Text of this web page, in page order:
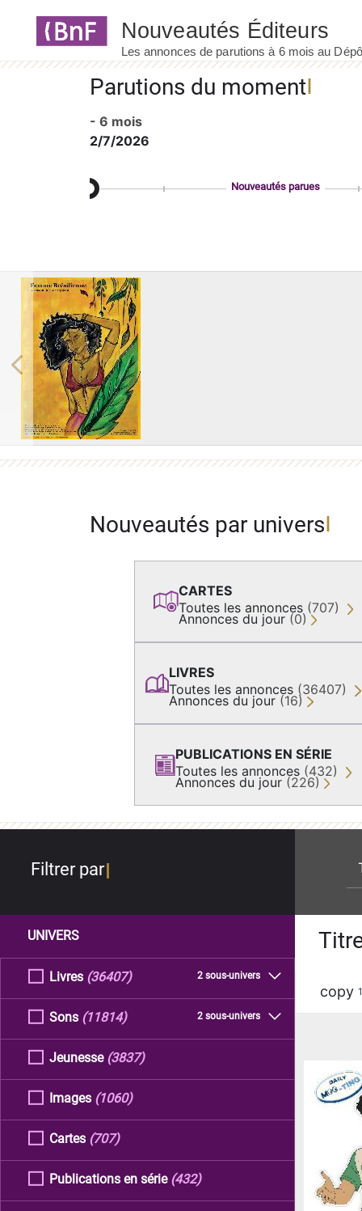
Parutions du moment
- 6 mois
2/7/2026
Nouveautés parues
Previous
Nouveautés par univers
CARTES
Toutes les annonces (707)
Annonces du jour (0)
LIVRES
Toutes les annonces (36407)
Annonces du jour (16)
PUBLICATIONS EN SÉRIE
Toutes les annonces (432)
Annonces du jour (226)
Filtrer par
UNIVERS
Livres 2 sous-univers
(36407)
Sons 2 sous-univers
(11814)
Jeunesse (3837)
Images (1060)
Cartes (707)
Publications en série (432)
copy